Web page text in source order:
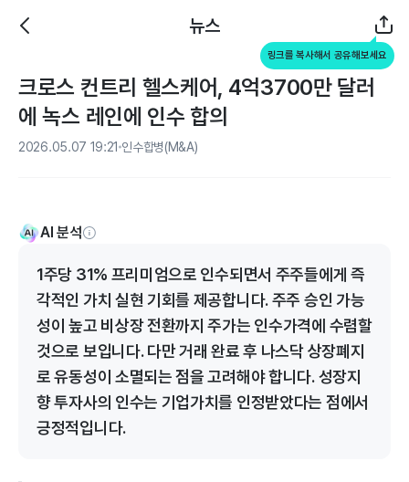
뉴스
링크를 복사해서 공유해보세요
크로스 컨트리 헬스케어, 4억3700만 달러
에 녹스 레인에 인수 합의
2026.05.07 19:21 인수합병(M&A)
AI 분석
1주당 31% 프리미엄으로 인수되면서 주주들에게 즉
각적인 가치 실현 기회를 제공합니다. 주주 승인 가능
성이 높고 비상장 전환까지 주가는 인수가격에 수렴할
것으로 보입니다. 다만 거래 완료 후 나스닥 상장폐지
로 유동성이 소멸되는 점을 고려해야 합니다. 성장지
향 투자사의 인수는 기업가치를 인정받았다는 점에서
긍정적입니다.